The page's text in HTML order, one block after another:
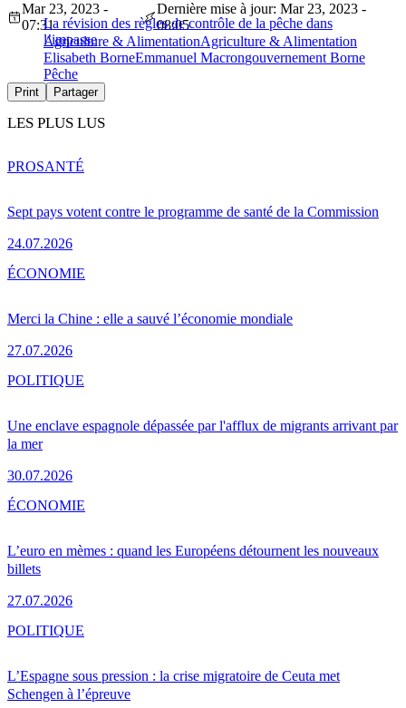
La révision des règles de contrôle de la pêche dans
l’impasse
Mar 23, 2023 -
07:31
Dernière mise à jour: Mar 23, 2023 -
08:05
Agriculture & AlimentationAgriculture & Alimentation
Elisabeth BorneEmmanuel Macrongouvernement Borne
Pêche
Print Partager
LES PLUS LUS
Sept pays votent contre le programme de santé de la Commission
24.07.2026
PROSANTÉ
Merci la Chine : elle a sauvé l’économie mondiale
27.07.2026
ÉCONOMIE
Une enclave espagnole dépassée par l'afflux de migrants arrivant par
la mer
30.07.2026
POLITIQUE
L’euro en mèmes : quand les Européens détournent les nouveaux
billets
27.07.2026
ÉCONOMIE
L’Espagne sous pression : la crise migratoire de Ceuta met
Schengen à l’épreuve
POLITIQUE